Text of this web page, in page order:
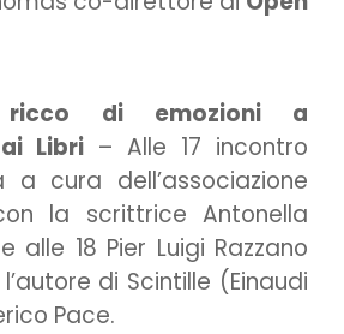
ricco di emozioni a
Libri – Alle 17 incontro
a cura dell’associazione
la scrittrice Antonella
alle 18 Pier Luigi Razzano
di Scintille (Einaudi
Pace.